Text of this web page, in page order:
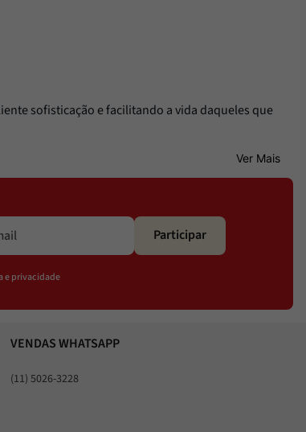
sofisticação e facilitando a vida daqueles que
Ver Mais
e privacidade
Participar
VENDAS WHATSAPP
(11) 5026-3228